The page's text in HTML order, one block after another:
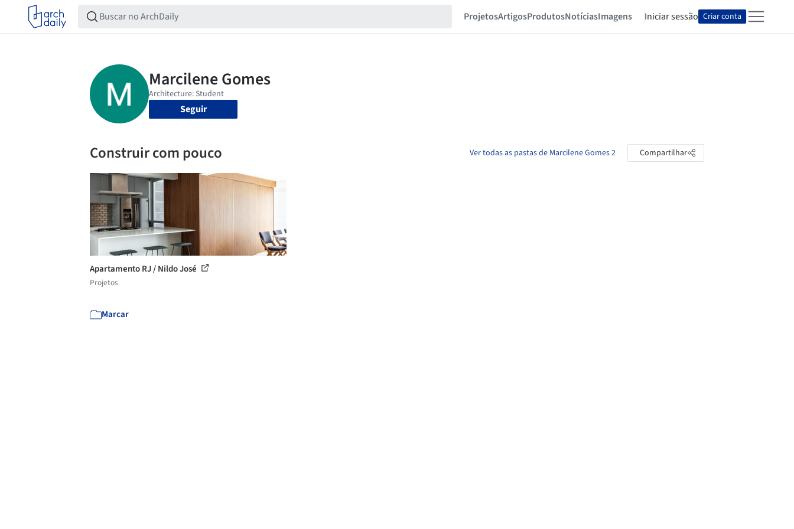
ProjetosArtigosProdutosNotíciasImagens Iniciar sessão Criar conta
Seguir
Construir com pouco Ver todas as pastas de Marcilene Gomes 2 Compartilhar
Apartamento RJ / Nildo José
Projetos
Marcar